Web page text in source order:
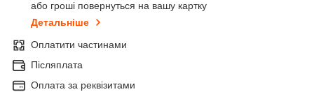
або гроші повернуться на вашу картку
Детальніше
Оплатити частинами
Післяплата
Оплата за реквізитами